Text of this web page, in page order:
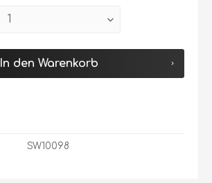
In den Warenkorb
SW10098